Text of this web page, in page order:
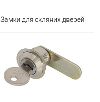
Замки для скляних дверей